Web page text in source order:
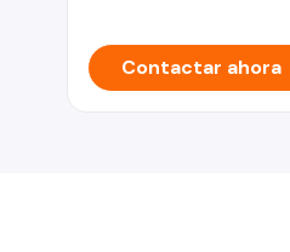
Contactar ahora